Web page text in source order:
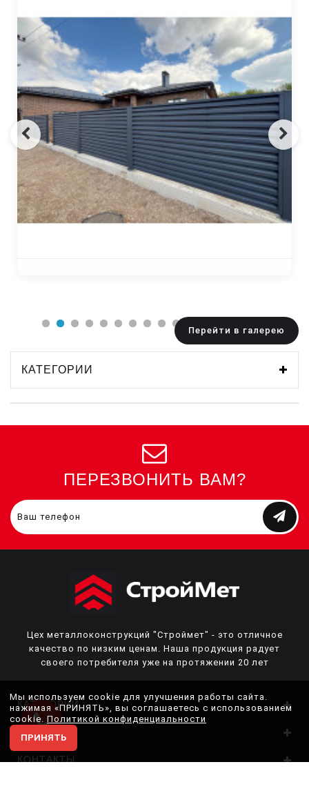
Перейти в галерею
КАТЕГОРИИ
ПЕРЕЗВОНИТЬ ВАМ?
Цех металлоконструкций "Строймет" - это отличное
качество по низким ценам. Наша продукция радует
своего потребителя уже на протяжении 20 лет
КАТЕГОРИИ
КОНТАКТЫ
Мы используем cookie для улучшения работы сайта.
нажимая «ПРИНЯТЬ», вы соглашаетесь с использованием
cookie. Политикой конфиденциальности
ПРИНЯТЬ